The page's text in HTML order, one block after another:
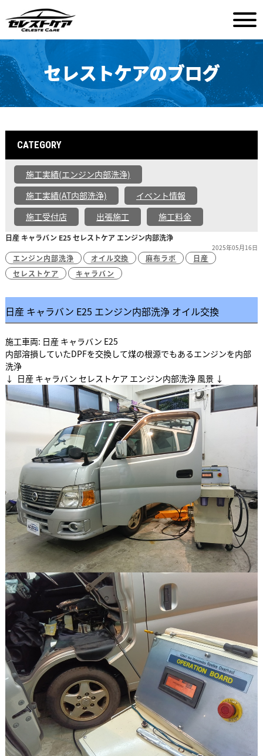
セレストケアのブログ
CATEGORY
施工実績(エンジン内部洗浄)
施工実績(AT内部洗浄)
イベント情報
施工受付店
出張施工 施工料金
日産 キャラバン E25 セレストケア エンジン内部洗浄
2025年05月16日
エンジン内部洗浄 オイル交換 麻布ラボ
日産
セレストケア
キャラバン
日産 キャラバン E25 エンジン内部洗浄 オイル交換
施工車両: 日産 キャラバン E25
内部溶損していたDPFを交換して煤の根源でもあるエンジンを内部
洗浄
↓ 日産 キャラバン セレストケア エンジン内部洗浄 風景 ↓